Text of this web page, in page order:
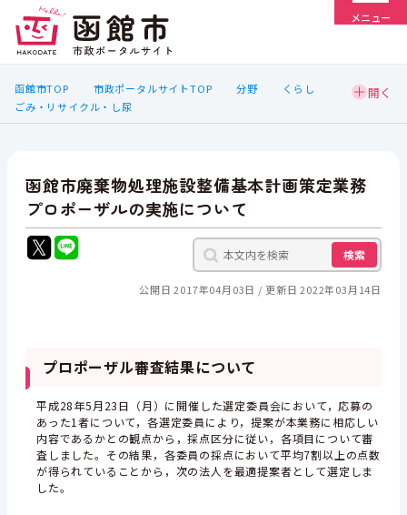
メニュー
函館市TOP 市政ポータルサイトTOP 分野
くらし
ごみ・リサイクル・し尿
函館市廃棄物処理施設整備基本計画策定業務
プロポーザルの実施について
検索
公開日 2017年04月03日 更新日 2022年03月14日
プロポーザル審査結果について
平成28年5月23日（月）に開催した選定委員会において，応募の
あった1者について，各選定委員により，提案が本業務に相応しい
内容であるかとの観点から，採点区分に従い，各項目について審
査しました。その結果，各委員の採点において平均7割以上の点数
が得られていることから，次の法人を最適提案者として選定しま
した。